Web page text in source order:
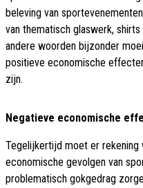
beleving van
van thematisch glaswerk,
andere woorden bijzonder
positieve economische
zijn.
Negatieve economische
Tegelijkertijd moet er rekening
economische gevolgen van
problematisch gokgedrag